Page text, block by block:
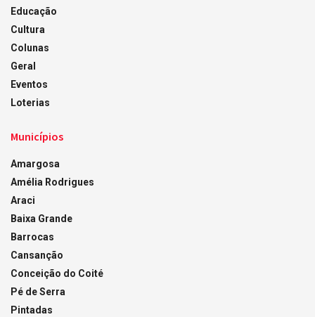
Educação
Cultura
Colunas
Geral
Eventos
Loterias
Municípios
Amargosa
Amélia Rodrigues
Araci
Baixa Grande
Barrocas
Cansanção
Conceição do Coité
Pé de Serra
Pintadas